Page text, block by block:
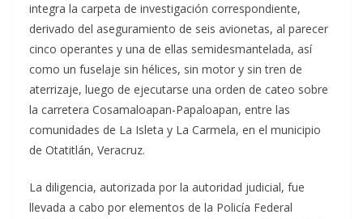
integra la carpeta de investigación correspondiente,
derivado del aseguramiento de seis avionetas, al parecer
cinco operantes y una de ellas semidesmantelada, así
como un fuselaje sin hélices, sin motor y sin tren de
aterrizaje, luego de ejecutarse una orden de cateo sobre
la carretera Cosamaloapan-Papaloapan, entre las
comunidades de La Isleta y La Carmela, en el municipio
de Otatitlán, Veracruz.
La diligencia, autorizada por la autoridad judicial, fue
llevada a cabo por elementos de la Policía Federal